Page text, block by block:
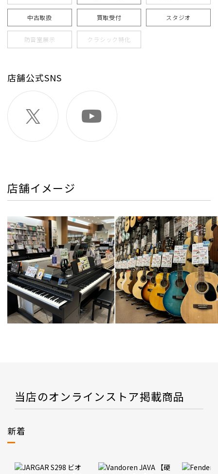
中古取扱 買取受付 スタジオ
防音室展示 クラシック特化
店舗公式SNS
店舗イメージ
当店のオンラインストア掲載商品
新着